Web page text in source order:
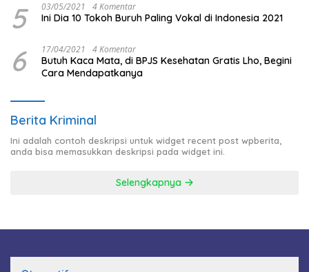
5 03/05/2021 4 Komentar
Ini Dia 10 Tokoh Buruh Paling Vokal di Indonesia 2021
6 17/04/2021 4 Komentar
Butuh Kaca Mata, di BPJS Kesehatan Gratis Lho, Begini
Cara Mendapatkanya
Berita Kriminal
Ini adalah contoh deskripsi untuk widget recent post wpberita,
anda bisa memasukkan deskripsi pada widget ini.
Selengkapnya